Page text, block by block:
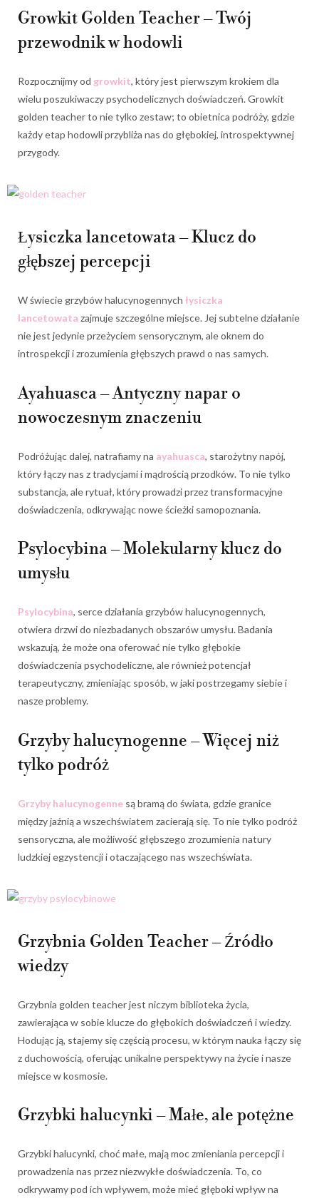
Growkit Golden Teacher – Twój
przewodnik w hodowli
Rozpocznijmy od growkit, który jest pierwszym krokiem dla
wielu poszukiwaczy psychodelicznych doświadczeń. Growkit
golden teacher to nie tylko zestaw; to obietnica podróży, gdzie
każdy etap hodowli przybliża nas do głębokiej, introspektywnej
przygody.
Łysiczka lancetowata – Klucz do
głębszej percepcji
W świecie grzybów halucynogennych łysiczka
lancetowata zajmuje szczególne miejsce. Jej subtelne działanie
nie jest jedynie przeżyciem sensorycznym, ale oknem do
introspekcji i zrozumienia głębszych prawd o nas samych.
Ayahuasca – Antyczny napar o
nowoczesnym znaczeniu
Podróżując dalej, natrafiamy na ayahuasca, starożytny napój,
który łączy nas z tradycjami i mądrością przodków. To nie tylko
substancja, ale rytuał, który prowadzi przez transformacyjne
doświadczenia, odkrywając nowe ścieżki samopoznania.
Psylocybina – Molekularny klucz do
umysłu
Psylocybina, serce działania grzybów halucynogennych,
otwiera drzwi do niezbadanych obszarów umysłu. Badania
wskazują, że może ona oferować nie tylko głębokie
doświadczenia psychodeliczne, ale również potencjał
terapeutyczny, zmieniając sposób, w jaki postrzegamy siebie i
nasze problemy.
Grzyby halucynogenne – Więcej niż
tylko podróż
Grzyby halucynogenne są bramą do świata, gdzie granice
między jaźnią a wszechświatem zacierają się. To nie tylko podróż
sensoryczna, ale możliwość głębszego zrozumienia natury
ludzkiej egzystencji i otaczającego nas wszechświata.
Grzybnia Golden Teacher – Źródło
wiedzy
Grzybnia golden teacher jest niczym biblioteka życia,
zawierająca w sobie klucze do głębokich doświadczeń i wiedzy.
Hodując ją, stajemy się częścią procesu, w którym nauka łączy się
z duchowością, oferując unikalne perspektywy na życie i nasze
miejsce w kosmosie.
Grzybki halucynki – Małe, ale potężne
Grzybki halucynki, choć małe, mają moc zmieniania percepcji i
prowadzenia nas przez niezwykłe doświadczenia. To, co
odkrywamy pod ich wpływem, może mieć głęboki wpływ na